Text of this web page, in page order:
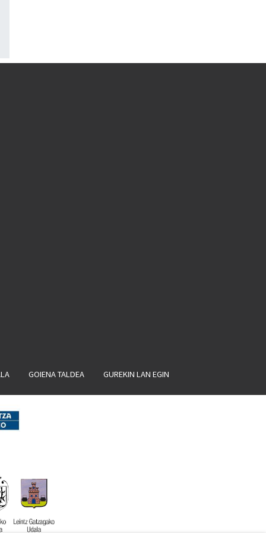
GOIENA TALDEA GUREKIN LAN EGIN